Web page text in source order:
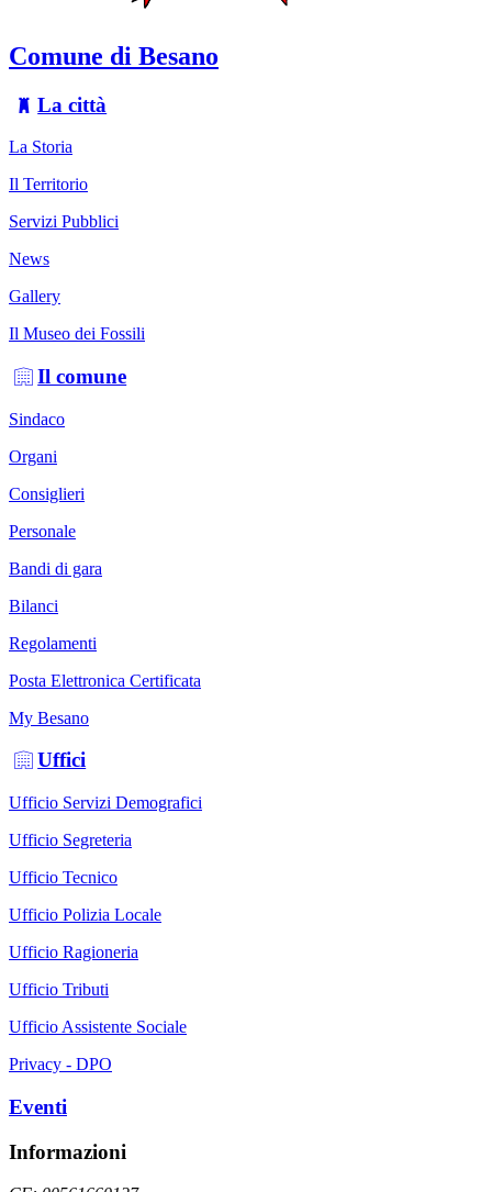
Comune di Besano
La città
La Storia
Il Territorio
Servizi Pubblici
News
Gallery
Il Museo dei Fossili
Il comune
Sindaco
Organi
Consiglieri
Personale
Bandi di gara
Bilanci
Regolamenti
Posta Elettronica Certificata
My Besano
Uffici
Ufficio Servizi Demografici
Ufficio Segreteria
Ufficio Tecnico
Ufficio Polizia Locale
Ufficio Ragioneria
Ufficio Tributi
Ufficio Assistente Sociale
Privacy - DPO
Eventi
Informazioni